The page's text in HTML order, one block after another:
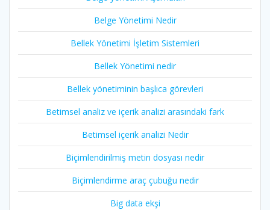
Belge Yönetimi Nedir
Bellek Yönetimi İşletim Sistemleri
Bellek Yönetimi nedir
Bellek yönetiminin başlıca görevleri
Betimsel analiz ve içerik analizi arasındaki fark
Betimsel içerik analizi Nedir
Biçimlendirilmiş metin dosyası nedir
Biçimlendirme araç çubuğu nedir
Big data ekşi